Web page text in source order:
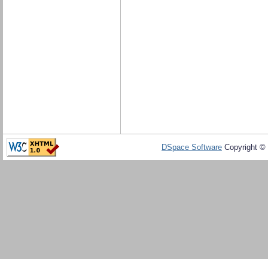
DSpace Software Copyright ©